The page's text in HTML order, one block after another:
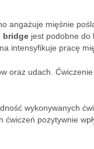
angażuje mięśnie
bridge jest podobne do
intensyfikuje pracę
oraz udach.
wykonywanych
pozytywnie